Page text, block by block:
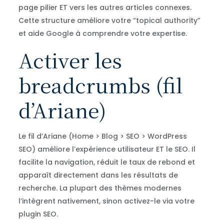
page pilier ET vers les autres articles connexes.
Cette structure améliore votre “topical authority”
et aide Google à comprendre votre expertise.
Activer les
breadcrumbs (fil
d’Ariane)
Le fil d’Ariane (Home > Blog > SEO > WordPress
SEO) améliore l’expérience utilisateur ET le SEO. Il
facilite la navigation, réduit le taux de rebond et
apparaît directement dans les résultats de
recherche. La plupart des thèmes modernes
l’intègrent nativement, sinon activez-le via votre
plugin SEO.